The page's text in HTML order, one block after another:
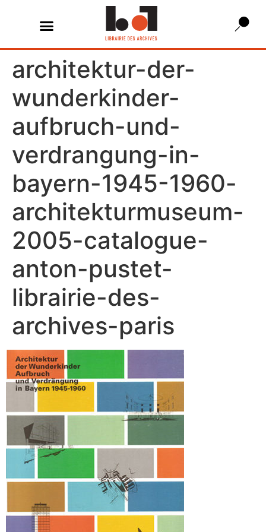
architektur-der-
wunderkinder-
aufbruch-und-
verdrangung-in-
bayern-1945-1960-
architekturmuseum-
2005-catalogue-
anton-pustet-
librairie-des-
archives-paris